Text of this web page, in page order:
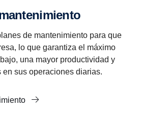
de mantenimiento para que
lo que garantiza el máximo
una mayor productividad y
en sus operaciones diarias.